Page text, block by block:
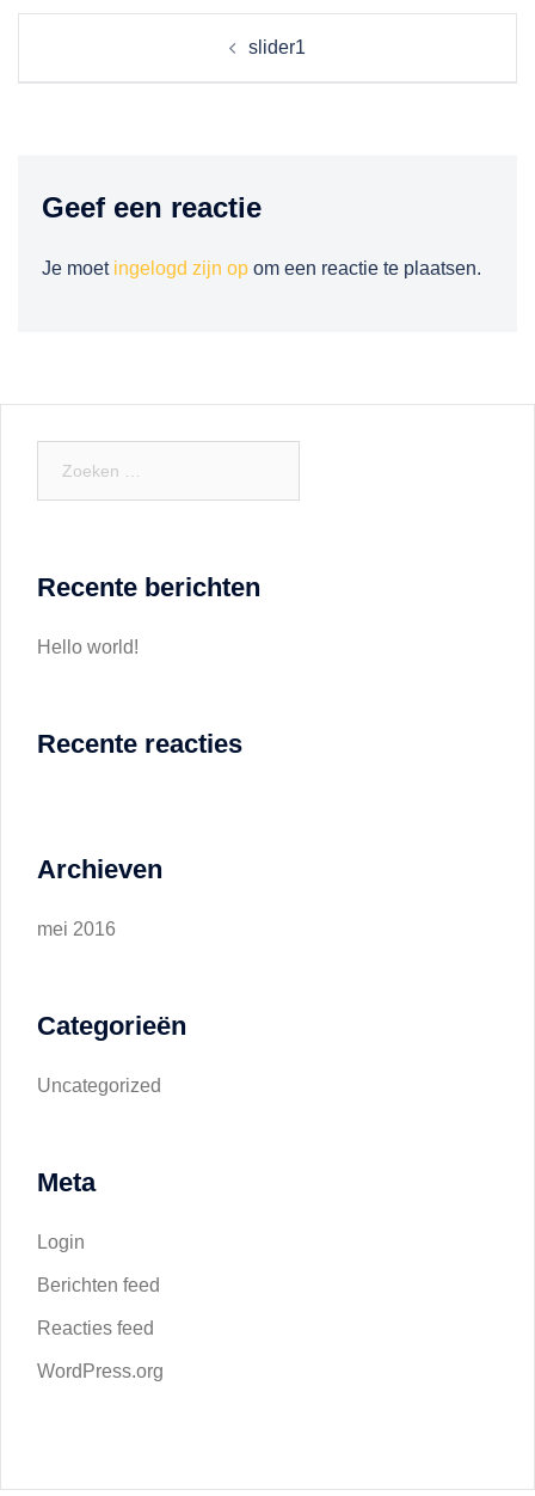
slider1
Geef een reactie
Je moet ingelogd zijn op om een reactie te plaatsen.
naar:
Recente berichten
Hello world!
Recente reacties
Archieven
mei 2016
Categorieën
Uncategorized
Meta
Login
Berichten feed
Reacties feed
WordPress.org